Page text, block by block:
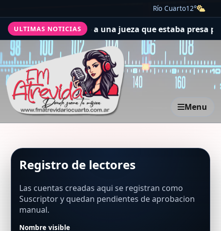
Río Cuarto12°
ULTIMAS NOTICIAS
venezolano liberó a una jueza que estaba presa
Menu
Registro de lectores
Las cuentas creadas aqui se registran como
Suscriptor y quedan pendientes de aprobacion
manual.
Nombre visible